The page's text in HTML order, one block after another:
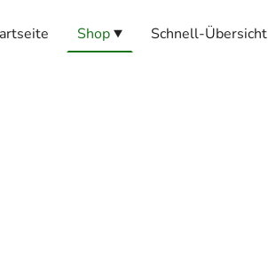
Shop Schnell-Übersicht